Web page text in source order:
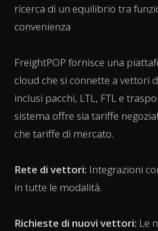
ricerca di un equilibrio tra
convenienza
FreightPOP fornisce una
cloud che si connette a vettori
inclusi pacchi, LTL, FTL e
sistema offre sia tariffe
che tariffe di mercato.
Rete di vettori: Integrazioni
in tutte le modalità.
Richieste di nuovi vettori: Le